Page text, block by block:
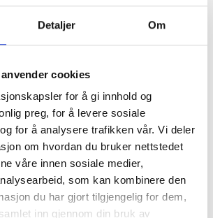
Detaljer Om
cookies
for å gi innhold og
preg, for å levere sosiale
for å analysere trafikken vår. Vi deler
om hvordan du bruker nettstedet
våre innen sosiale medier,
som kan kombinere den
du har gjort tilgjengelig for dem,
inn gjennom din bruk av
er et tradisjonelt og
Les mer →